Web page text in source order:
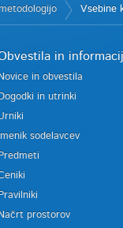
Vsebine
in
Novice in obvestila
Dogodki in utrinki
Imenik sodelavcev
Predmeti
Pravilniki
Načrt prostorov